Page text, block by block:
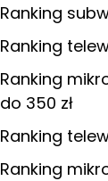
Ranking
Ranking
Ranking
do 350 zł
Ranking
Ranking